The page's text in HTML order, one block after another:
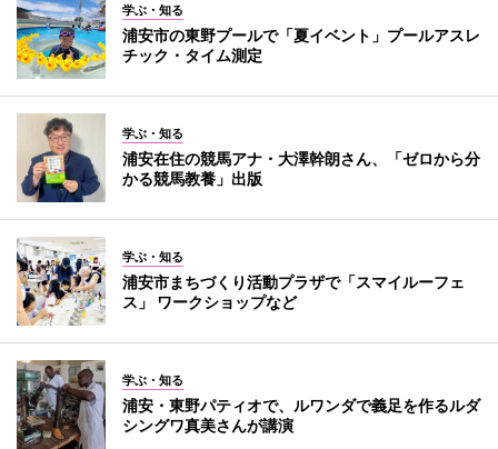
学ぶ・知る
浦安市の東野プールで「夏イベント」プールアスレ
チック・タイム測定
学ぶ・知る
浦安在住の競馬アナ・大澤幹朗さん、「ゼロから分
かる競馬教養」出版
学ぶ・知る
浦安市まちづくり活動プラザで「スマイルーフェ
ス」 ワークショップなど
学ぶ・知る
浦安・東野パティオで、ルワンダで義足を作るルダ
シングワ真美さんが講演